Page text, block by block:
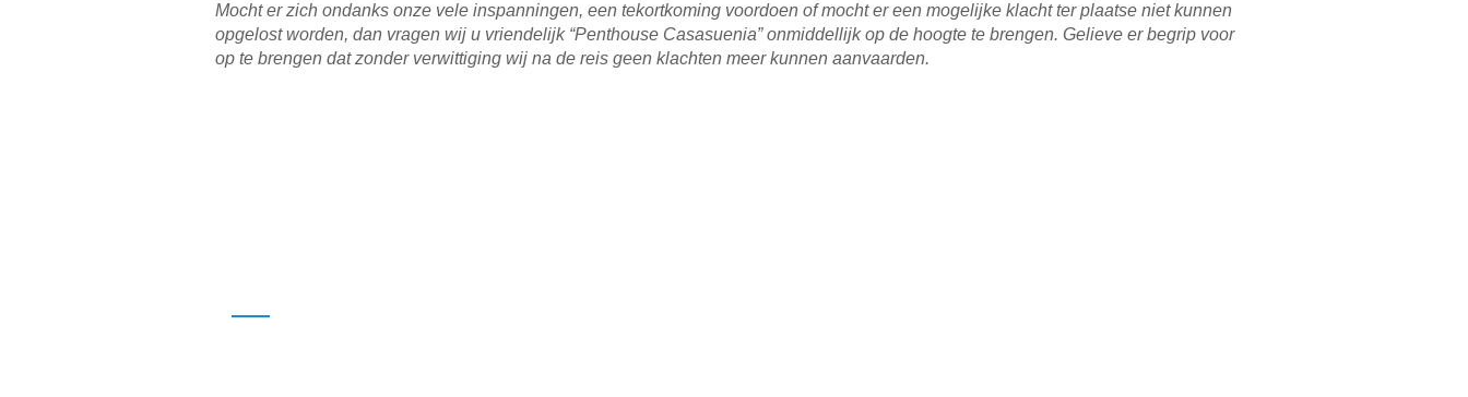
Mocht er zich ondanks onze vele inspanningen, een tekortkoming voordoen of mocht er een mogelijke klacht ter plaatse niet kunnen
opgelost worden, dan vragen wij u vriendelijk “Penthouse Casasuenia” onmiddellijk op de hoogte te brengen. Gelieve er begrip voor
op te brengen dat zonder verwittiging wij na de reis geen klachten meer kunnen aanvaarden.